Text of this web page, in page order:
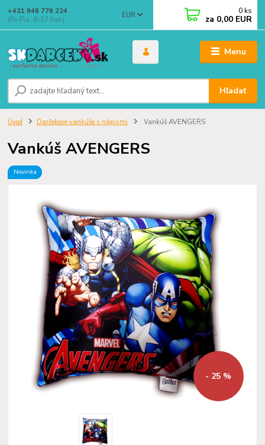
Menu
EUR
Hľadať
+421 948 776 224
(Po-Pia, 8-17 hod.)
0 ks
za 0,00 EUR
Úvod Darčekové vankúše s nápismi Vankúš AVENGERS
Vankúš AVENGERS
Novinka
- 25 %